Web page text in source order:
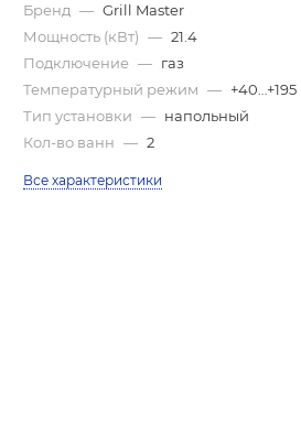
Бренд — Grill Master
Мощность (кВт) — 21.4
Подключение — газ
Температурный режим — +40…+195
Тип установки — напольный
Кол-во ванн — 2
Все характеристики